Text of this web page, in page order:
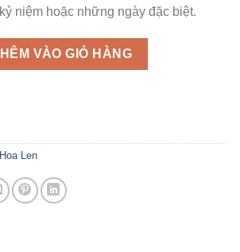
niệm hoặc những ngày đặc biệt.
- Kén Kỷ Niệm số lượng
VÀO GIỎ HÀNG
Hoa Len